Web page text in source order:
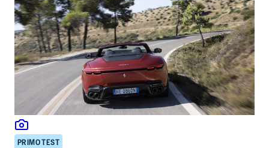
PRIMO TEST